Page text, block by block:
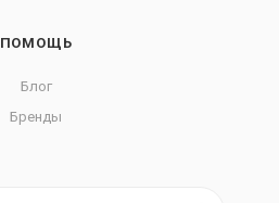
ПОМОЩЬ
Блог
Бренды